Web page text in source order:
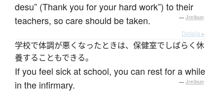
desu” (Thank you for your hard work”) to their
teachers, so care should be taken.
— Jreibun
Details ▸
学校で体調が悪くなったときは、保健室でしばらく休
養することもできる。
If you feel sick at school, you can rest for a while
in the infirmary.
— Jreibun